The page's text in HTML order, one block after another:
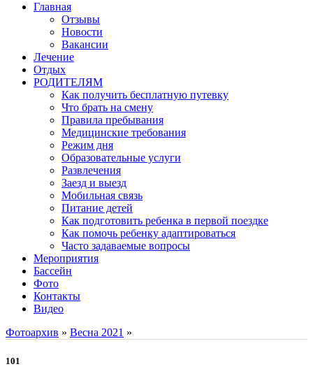
Главная
Отзывы
Новости
Вакансии
Лечение
Отдых
РОДИТЕЛЯМ
Как получить бесплатную путевку
Что брать на смену
Правила пребывания
Медицинские требования
Режим дня
Образовательные услуги
Развлечения
Заезд и выезд
Мобильная связь
Питание детей
Как подготовить ребенка в первой поездке
Как помочь ребенку адаптироваться
Часто задаваемые вопросы
Мероприятия
Бассейн
Фото
Контакты
Видео
Фотоархив » Весна 2021 »
101